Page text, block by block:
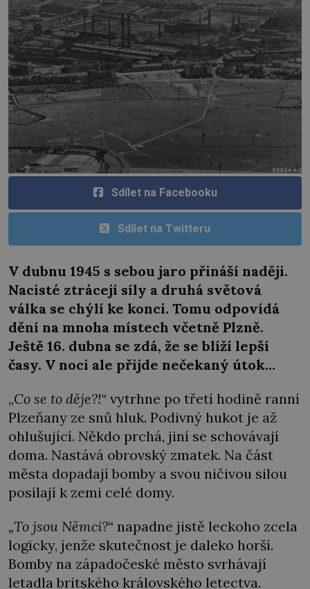
Sdílet na Facebooku
Sdílet na Twitteru
V dubnu 1945 s sebou jaro přináší naději.
Nacisté ztrácejí síly a druhá světová
válka se chýlí ke konci. Tomu odpovídá
dění na mnoha místech včetně Plzně.
Ještě 16. dubna se zdá, že se blíží lepší
časy. V noci ale přijde nečekaný útok…
„Co se to děje?!“ vytrhne po třetí hodině ranní
Plzeňany ze snů hluk. Podivný hukot je až
ohlušující. Někdo prchá, jiní se schovávají
doma. Nastává obrovský zmatek. Na část
města dopadají bomby a svou ničivou silou
posílají k zemi celé domy.
„To jsou Němci?“ napadne jistě leckoho zcela
logicky, jenže skutečnost je daleko horší.
Bomby na západočeské město svrhávají
letadla britského královského letectva.